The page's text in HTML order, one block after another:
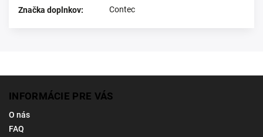
Značka doplnkov: Contec
INFORMÁCIE PRE VÁS
O nás
FAQ